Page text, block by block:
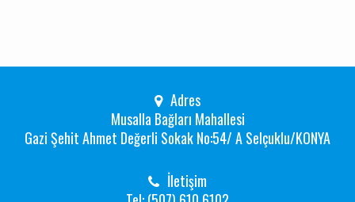
Adres
Musalla Bağları Mahallesi
Gazi Şehit Ahmet Değerli Sokak No:54/ A Selçuklu/KONYA
İletişim